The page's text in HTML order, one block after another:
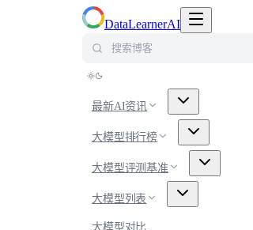
DataLearnerAI
最新AI资讯
大模型排行榜
大模型评测基准
大模型列表
大模型对比